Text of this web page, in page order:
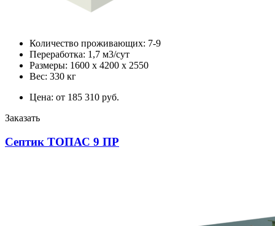
Количество проживающих: 7-9
Переработка: 1,7 м3/сут
Размеры: 1600 х 4200 х 2550
Вес: 330 кг
Цена: от 185 310 руб.
Заказать
Септик ТОПАС 9 ПР